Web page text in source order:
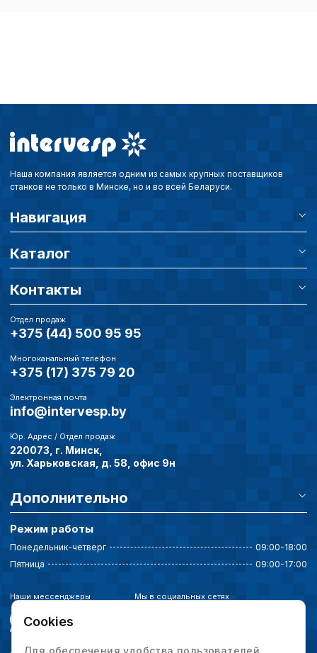
Наша компания является одним из самых крупных поставщиков
станков не только в Минске, но и во всей Беларуси.
Навигация
Каталог
Контакты
Отдел продаж
+375 (44) 500 95 95
Многоканальный телефон
+375 (17) 375 79 20
Электронная почта
info@intervesp.by
Юр. Адрес / Отдел продаж
220073, г. Минск,
ул. Харьковская, д. 58, офис 9н
Дополнительно
Режим работы
Понедельник-четверг
09:00-18:00
Пятница
09:00-17:00
Наши мессенджеры Мы в социальных сетях
Cookies
Для обеспечения удобства пользователей